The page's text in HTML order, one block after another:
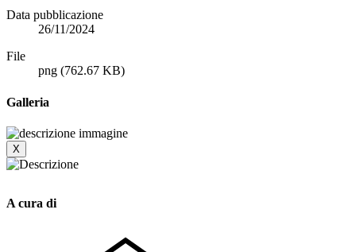
Data pubblicazione
26/11/2024
File
png (762.67 KB)
Galleria
X
A cura di